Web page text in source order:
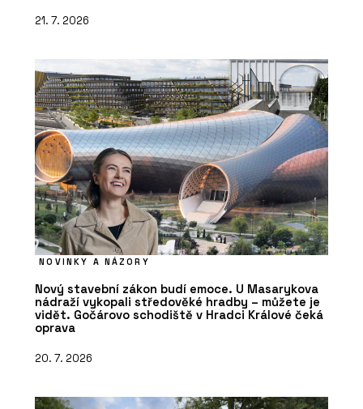
21. 7. 2026
NOVINKY A NÁZORY
Nový stavební zákon budí emoce. U Masarykova
nádraží vykopali středověké hradby – můžete je
vidět. Gočárovo schodiště v Hradci Králové čeká
oprava
20. 7. 2026